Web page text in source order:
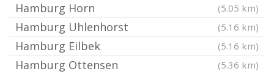
Hamburg Horn (5.05 km)
Hamburg Uhlenhorst (5.16 km)
Hamburg Eilbek (5.16 km)
Hamburg Ottensen (5.36 km)